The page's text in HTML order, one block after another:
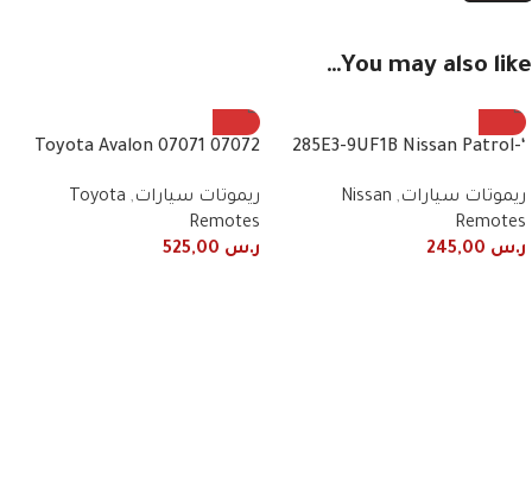
You may also like…
‘-285E3-9UF1B Nissan Patrol
2019+2020 3 Button Smart
ريموتات سيارات,
Nissan
Remotes
ر.س
07072 07071 Toyota Avalon
frequency 443 MHz 4 buttons
ريموتات سيارات,
Toyota
Remotes
ر.س